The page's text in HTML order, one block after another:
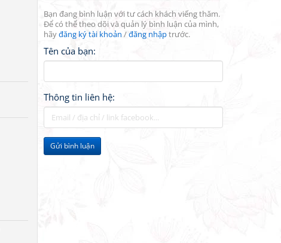
Bạn đang bình luận với tư cách khách viếng thăm.
Để có thể theo dõi và quản lý bình luận của mình,
hãyđăng ký tài khoản /đăng nhậptrước.
Tên của bạn:
Thông tin liên hệ:
Gửi bình luận